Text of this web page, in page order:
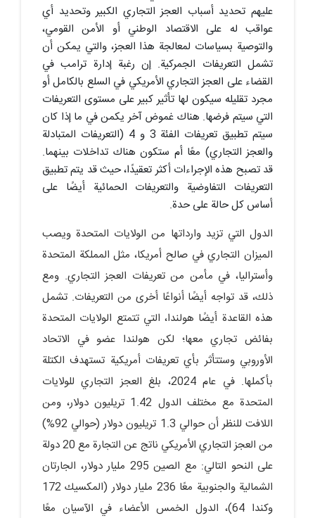
عليهم تحديد أسباب العجز التجاري الكبير وتحديد أي
عواقب له على الاقتصاد الوطني أو الأمن القومي،
والتوصية بسياسات لمعالجة هذا العجز، والتي يمكن أن
تشمل التعريفات الجمركية. إن رغبة إدارة ترامب في
القضاء على العجز التجاري الأمريكي في السلع بالكامل أو
مجرد تقليله سيكون لها تأثير كبير على مستوى التعريفات
التي سيتم فرضها. هناك غموض آخر يكمن في ما إذا كان
سيتم تطبيق تعريفات الفئة 3 و 4 (التعريفات المتبادلة
والعجز التجاري) معًا أم ستكون هناك تداخلات بينهما.
قد تصبح هذه الإجراءات أكثر تعقيدًا، حيث قد يتم تطبيق
التعريفات التفاوضية والتعريفات الحمائية أيضًا على
أساس كل حالة على حدة.
الدول التي تزيد وارداتها من الولايات المتحدة ويصب
الميزان التجاري في صالح أمريكا، مثل المملكة المتحدة
وأستراليا، في مأمن من تعريفات العجز التجاري. ومع
ذلك، قد تواجه أيضًا أنواعًا أخرى من التعريفات. تشمل
هذه القاعدة أيضًا هولندا، التي تتمتع الولايات المتحدة
بفائض تجاري معها؛ لكن هولندا عضو في الاتحاد
الأوروبي وستتأثر بأي تعريفات أمريكية تستهدف الكتلة
بأكملها. في عام 2024، بلغ العجز التجاري للولايات
المتحدة مع مختلف الدول 1.42 تريليون دولار، ومن
اللافت للنظر أن حوالي 1.3 تريليون دولار (حوالي 92%)
من العجز التجاري الأمريكي ناتج عن التجارة مع 20 دولة
على النحو التالي: مع الصين 295 مليار دولار، الجارتان
الشمالية والجنوبية معًا 236 مليار دولار (المكسيك 172
وكندا 64)، الدول الخمس الأعضاء في الآسيان معًا